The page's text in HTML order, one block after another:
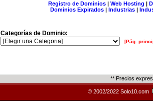
Registro de Dominios| Web Hosting |
Dominios Expirados | Industrias |
Categorías de Dominio:
[Pág.
** Precios
© 2002/2022 Solo10.com